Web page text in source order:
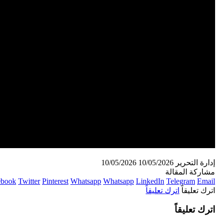
إدارة التحرير 10/05/2026
10/05/2026
مشاركة المقالة
Twitter Pinterest Whatsapp Whatsapp LinkedIn Telegram Email
اترك تعليقاً اترك تعليقاً
اترك تعليقاً